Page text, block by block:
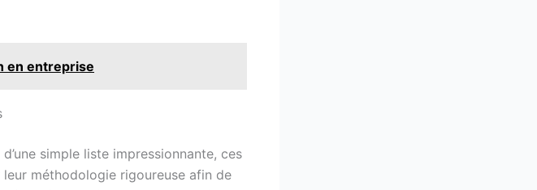
en entreprise
simple liste impressionnante, ces
méthodologie rigoureuse afin de